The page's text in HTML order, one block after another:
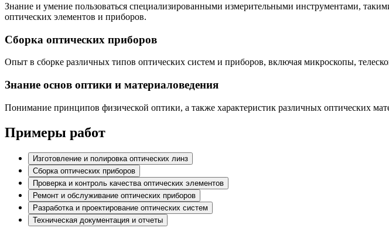
Знание и умение пользоваться специализированными измерительными инструментами,
оптических элементов и приборов.
Сборка оптических приборов
Опыт в сборке различных типов оптических систем и приборов, включая микроскопы,
Знание основ оптики и материаловедения
Понимание принципов физической оптики, а также характеристик различных оптических
Примеры работ
Изготовление и полировка оптических линз
Сборка оптических приборов
Проверка и контроль качества оптических элементов
Ремонт и обслуживание оптических приборов
Разработка и проектирование оптических систем
Техническая документация и отчеты